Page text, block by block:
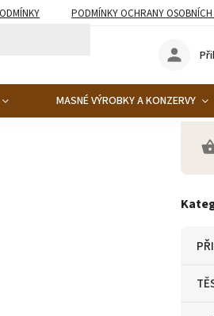
PODMÍNKY OCHRANY
MASNÉ VÝROBKY A KONZERVY